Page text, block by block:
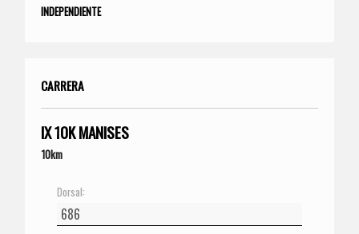
INDEPENDIENTE
CARRERA
IX 10K MANISES
10km
Dorsal: